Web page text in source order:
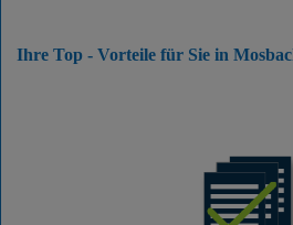
Ihre Top - Vorteile für Sie in